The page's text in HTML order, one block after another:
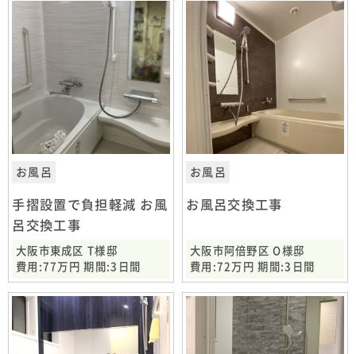
お風呂
手摺設置で負担軽減 お風
呂交換工事
大阪市東成区 T様邸
費用:77万円 期間:3日間
お風呂
お風呂交換工事
大阪市阿倍野区 O様邸
費用:72万円 期間:3日間